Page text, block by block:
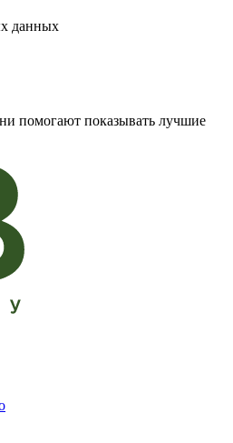
данных
помогают показывать лучшие